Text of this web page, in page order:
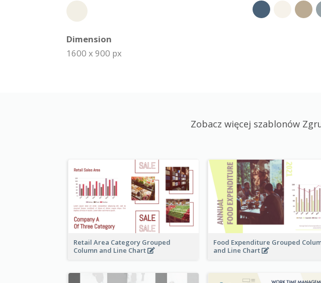
Dimension
1600 x 900 px
Zobacz więcej szablonów
Retail Area Category Grouped
Column and Line Chart
Food Expenditure Grouped
and Line Chart